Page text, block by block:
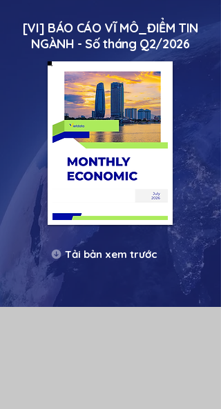
[VI] BÁO CÁO VĨ MÔ_ĐIỂM TIN
NGÀNH - Số tháng Q2/2026
Tải bản xem trước